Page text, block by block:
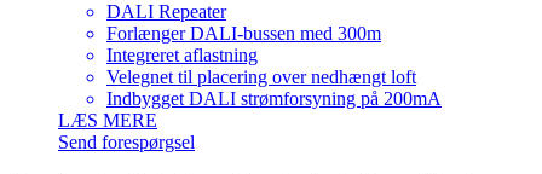
DALI Repeater
Forlænger DALI-bussen med 300m
Integreret aflastning
Velegnet til placering over nedhængt loft
Indbygget DALI strømforsyning på 200mA
LÆS MERE
Send forespørgsel